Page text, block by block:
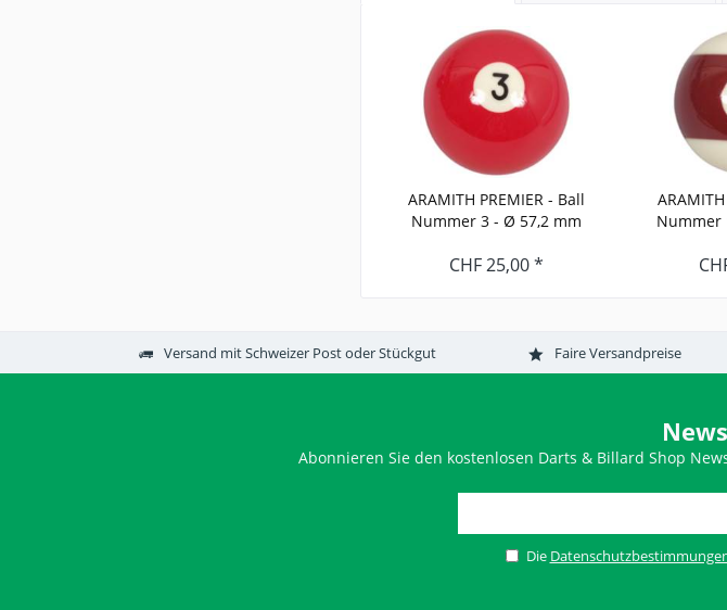
ARAMITH PREMIER - Ball
Nummer 3 - Ø 57,2 mm
CHF 25,00 *
Nummer
Versand mit Schweizer Post oder Stückgut Faire Versandpreise
Abonnieren Sie den kostenlosen Darts & Billard Shop
Die